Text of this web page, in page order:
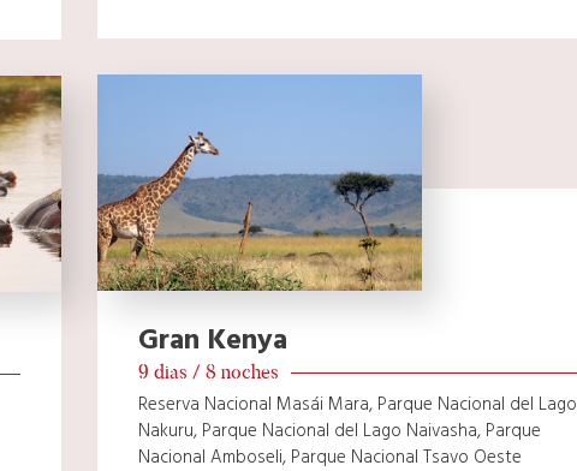
Gran Kenya
9 dias / 8 noches
Reserva Nacional Masái Mara, Parque Nacional del Lago
Nakuru, Parque Nacional del Lago Naivasha, Parque
Nacional Amboseli, Parque Nacional Tsavo Oeste